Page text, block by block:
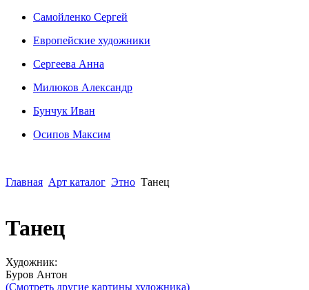
Сaмoйленко Сергей
Европейские художники
Сергеева Анна
Милюков Александр
Бунчук Иван
Осипoв Максим
Главная Арт каталог Этно Танец
Танец
Художник:
Буров Антон
(Смотреть другие картины художника)